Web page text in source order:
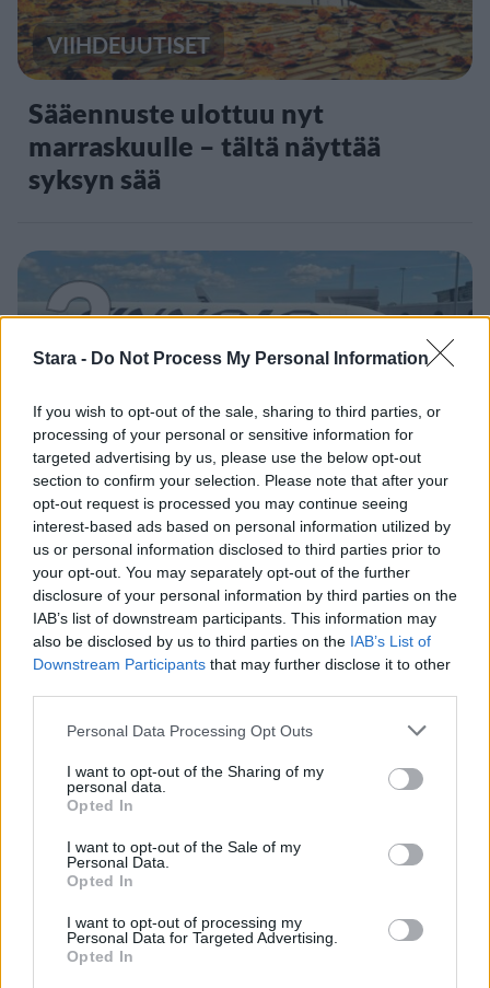
Stara - Do Not Process My Personal Information
If you wish to opt-out of the sale, sharing to third parties, or
processing of your personal or sensitive information for
targeted advertising by us, please use the below opt-out
section to confirm your selection. Please note that after your
opt-out request is processed you may continue seeing
interest-based ads based on personal information utilized by
us or personal information disclosed to third parties prior to
your opt-out. You may separately opt-out of the further
disclosure of your personal information by third parties on the
IAB’s list of downstream participants. This information may
also be disclosed by us to third parties on the IAB’s List of
Downstream Participants that may further disclose it to other
Personal Data Processing Opt Outs
I want to opt-out of the Sharing of my
personal data.
Opted In
I want to opt-out of the Sale of my
Personal Data.
Opted In
I want to opt-out of processing my
Personal Data for Targeted Advertising.
Opted In
VIIHDEUUTISET
Sääennuste ulottuu nyt
marraskuulle – tältä näyttää
syksyn sää
3
MATKAILU
Finnairin lennoista osan lentää
jatkossa toinen lentoyhtiö –
matkustajille tärkeä rajoitus
4
UUTISET
Kela muuttaa terapiakäytäntöä